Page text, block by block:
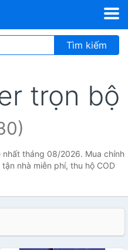
Tìm kiếm
trọn bộ
tháng 08/2026. Mua chính
nhà miễn phí, thu hộ COD